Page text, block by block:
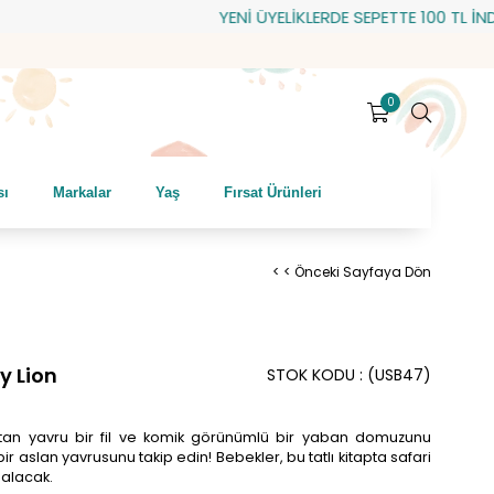
YENİ ÜYELİKLERDE SEPETTE 100 TL İNDİRİM!
0
Markalar Yaş Fırsat Ürünleri
< < Önceki Sayfaya Dön
Lion (USB47)
STOK KODU
yavru bir fil ve komik görünümlü bir yaban domuzunu
aslan yavrusunu takip edin! Bebekler, bu tatlı kitapta safari